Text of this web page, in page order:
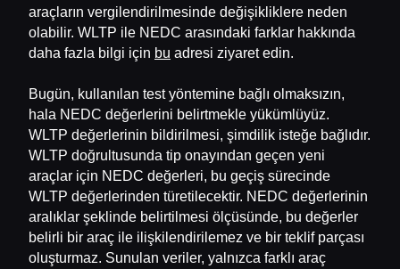
araçların vergilendirilmesinde değişikliklere neden
olabilir. WLTP ile NEDC arasındaki farklar hakkında
daha fazla bilgi için bu adresi ziyaret edin.
Bugün, kullanılan test yöntemine bağlı olmaksızın,
hala NEDC değerlerini belirtmekle yükümlüyüz.
WLTP değerlerinin bildirilmesi, şimdilik isteğe bağlıdır.
WLTP doğrultusunda tip onayından geçen yeni
araçlar için NEDC değerleri, bu geçiş sürecinde
WLTP değerlerinden türetilecektir. NEDC değerlerinin
aralıklar şeklinde belirtilmesi ölçüsünde, bu değerler
belirli bir araç ile ilişkilendirilemez ve bir teklif parçası
oluşturmaz. Sunulan veriler, yalnızca farklı araç